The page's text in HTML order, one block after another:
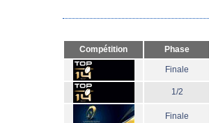
Compétition Phase
Finale
1/2
Finale